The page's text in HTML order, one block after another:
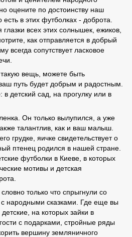
оцените по достоинству наш
в этих футболках - доброта.
всех этих солнышек, ежиков,
как отправляется в добрый
всегда сопутствует ласковое
вещь, можете быть
путь будет добрым и радостным.
детский сад, на прогулку или в
Он только вылупился, а уже
талантлив, как и ваш малыш.
грудке, яичке свидетельствует о
птенец родился в нашей стране.
футболки в Киеве, в которых
мотивы и детская
только что спрыгнули со
народными сказками. Где еще вы
на которых зайки в
с подарками, стройные ряды
вершину земляничного